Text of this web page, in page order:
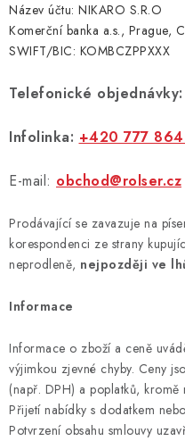
Název účtu: NIKARO S.R.O
Komerční banka a.s., Prague,
SWIFT/BIC: KOMBCZPPXXX
Telefonické objednávky:
Infolinka: +420 777
E-mail: obchod@rolser.cz
Prodávající se zavazuje na
korespondenci ze strany
neprodleně, nejpozději ve
Informace
Informace o zboží a ceně
výjimkou zjevné chyby. Ceny
(např. DPH) a poplatků,
Přijetí nabídky s dodatkem
Potvrzení obsahu smlouvy